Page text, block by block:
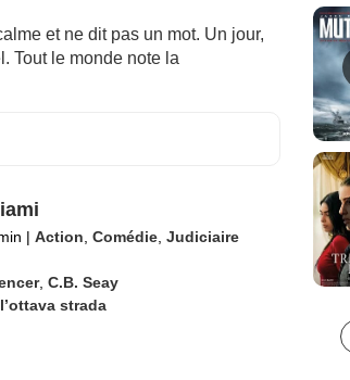
et ne dit pas un mot. Un jour,
Tout le monde note la
| Action, Comédie, Judiciaire
, C.B. Seay
strada